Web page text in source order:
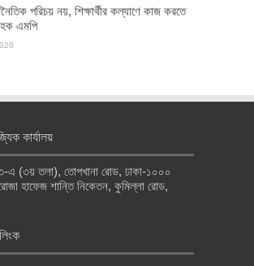
পরিচয় নয়, শিক্ষার্থীর কল্যাণে কাজ করতে
এমপি
কার্যালয়
এ (৩য় তলা), তোপখানা রোড, ঢাকা-১০০০
হাফেজ শান্তি নিকেতন, কুমিল্লা রোড,